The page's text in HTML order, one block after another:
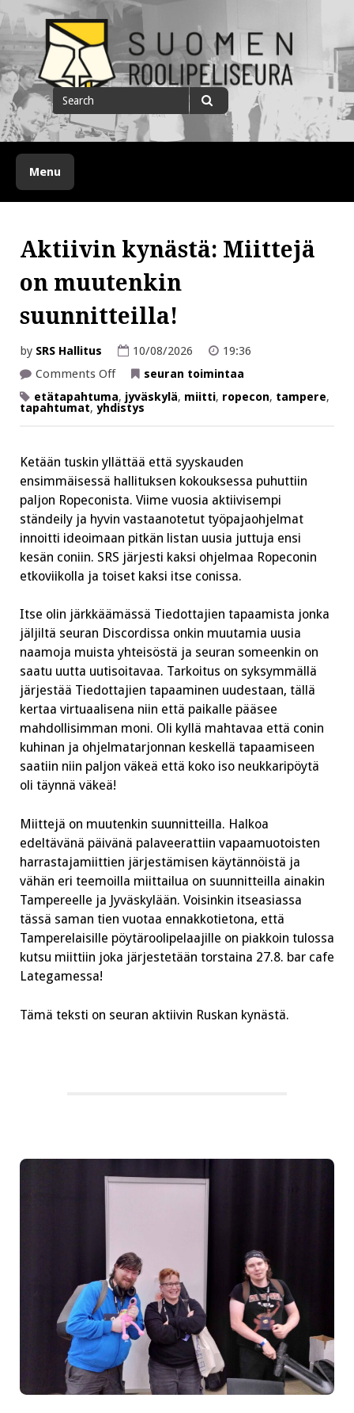
to
content
Suomen roolipeliseura
Search
for
Search
Menu
Aktiivin kynästä: Miittejä
on muutenkin
suunnitteilla!
by SRS Hallitus 10/08/2026
19:36
Comments Offon
kynästä:
Miittejä
seuran toimintaa
etätapahtuma, jyväskylä, miitti, ropecon, tampere,
tapahtumat, yhdistys
Ketään tuskin yllättää että syyskauden
ensimmäisessä hallituksen kokouksessa puhuttiin
paljon Ropeconista. Viime vuosia aktiivisempi
ständeily ja hyvin vastaanotetut työpajaohjelmat
innoitti ideoimaan pitkän listan uusia juttuja ensi
kesän coniin. SRS järjesti kaksi ohjelmaa Ropeconin
etkoviikolla ja toiset kaksi itse conissa.
Itse olin järkkäämässä Tiedottajien tapaamista jonka
jäljiltä seuran Discordissa onkin muutamia uusia
naamoja muista yhteisöstä ja seuran someenkin on
saatu uutta uutisoitavaa. Tarkoitus on syksymmällä
järjestää Tiedottajien tapaaminen uudestaan, tällä
kertaa virtuaalisena niin että paikalle pääsee
mahdollisimman moni. Oli kyllä mahtavaa että conin
kuhinan ja ohjelmatarjonnan keskellä tapaamiseen
saatiin niin paljon väkeä että koko iso neukkaripöytä
oli täynnä väkeä!
Miittejä on muutenkin suunnitteilla. Halkoa
edeltävänä päivänä palaveerattiin vapaamuotoisten
harrastajamiittien järjestämisen käytännöistä ja
vähän eri teemoilla miittailua on suunnitteilla ainakin
Tampereelle ja Jyväskylään. Voisinkin itseasiassa
tässä saman tien vuotaa ennakkotietona, että
Tamperelaisille pöytäroolipelaajille on piakkoin tulossa
kutsu miittiin joka järjestetään torstaina 27.8. bar cafe
Lategamessa!
Tämä teksti on seuran aktiivin Ruskan kynästä.